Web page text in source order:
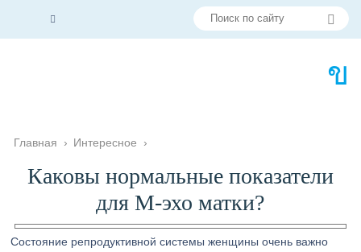
Главная › Интересное ›
Каковы нормальные показатели
для М-эхо матки?
Состояние репродуктивной системы женщины очень важно